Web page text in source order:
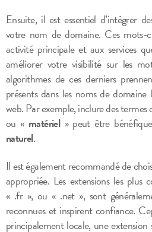
Ensuite, il est essentiel d’intégrer
votre nom de domaine. Ces mots-
activité principale et aux services
améliorer votre visibilité sur les
algorithmes de ces derniers
présents dans les noms de domaine
web. Par exemple, inclure des termes
ou « matériel» peut être
naturel.
Il est également recommandé de
appropriée. Les extensions les plus
« .fr », ou « .net », sont
reconnues et inspirent confiance.
principalement locale, une